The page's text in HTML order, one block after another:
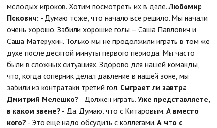
молодых игроков. Хотим посмотреть их в деле.Любомир
Покович: - Думаю тоже, что начало все решило. Мы начали
очень хорошо. Забили хорошие голы – Саша Павлович и
Саша Матерухин. Только мы не продолжили играть в том же
духе после десятой минуты первого периода. Мы часто
были в сложных ситуациях. Здорово для нашей команды,
что, когда соперник делал давление в нашей зоне, мы
забили из контратаки третий гол. Сыграет ли завтра
Дмитрий Мелешко? - Должен играть. Уже представляете,
в каком звене? - Да. Думаю, что с Китаровым. А вместо
кого? - Это еще надо обсудить с коллегами. А что с